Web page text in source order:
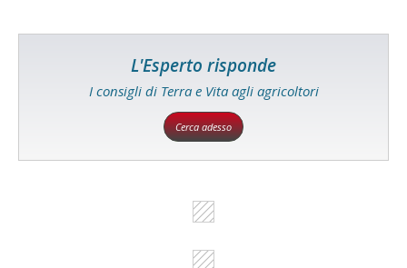
L'Esperto risponde
I consigli di Terra e Vita agli agricoltori
Cerca adesso